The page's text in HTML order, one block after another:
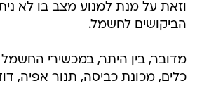
וזאת על מנת למנוע מצב בו לא
הביקושים לחשמל.
מדובר, בין היתר, במכשירי
כלים, מכונת כביסה, תנור אפיה,